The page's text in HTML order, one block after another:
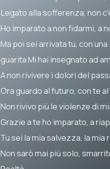
Legato alla sofferenza, non
Ho imparato a non fidarmi, a
Ma poi sei arrivata tu, con
guarita Mi hai insegnato ad
A non rivivere i dolori del
Ora guardo al futuro, con te
Non rivivo più le violenze di
Grazie a te ho imparato, a
Tu sei la mia salvezza, la
Non sarò mai più solo,